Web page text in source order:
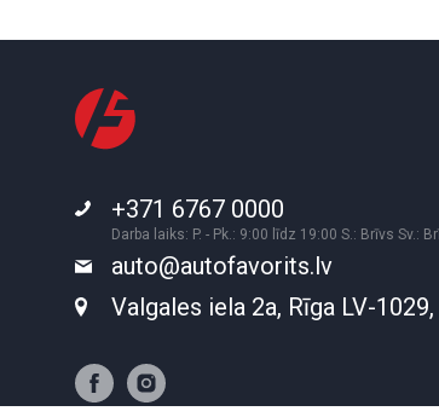
+371 6767 0000
Darba laiks: P. - Pk.: 9:00 līdz 19:00 S.: Brīvs Sv.:
auto@autofavorits.lv
Valgales iela 2a, Rīga LV-